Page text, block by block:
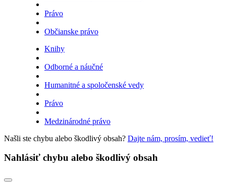
Právo
Občianske právo
Knihy
Odborné a náučné
Humanitné a spoločenské vedy
Právo
Medzinárodné právo
Našli ste chybu alebo škodlivý obsah? Dajte nám, prosím, vedieť!
Nahlásiť chybu alebo škodlivý obsah